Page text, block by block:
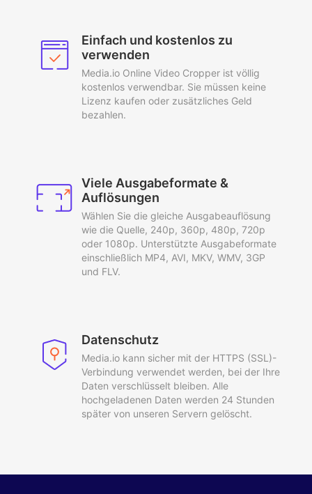
Einfach und kostenlos zu
verwenden
Media.io Online Video Cropper ist völlig
kostenlos verwendbar. Sie müssen keine
Lizenz kaufen oder zusätzliches Geld
bezahlen.
Viele Ausgabeformate &
Auflösungen
Wählen Sie die gleiche Ausgabeauflösung
wie die Quelle, 240p, 360p, 480p, 720p
oder 1080p. Unterstützte Ausgabeformate
einschließlich MP4, AVI, MKV, WMV, 3GP
und FLV.
Datenschutz
Media.io kann sicher mit der HTTPS (SSL)-
Verbindung verwendet werden, bei der Ihre
Daten verschlüsselt bleiben. Alle
hochgeladenen Daten werden 24 Stunden
später von unseren Servern gelöscht.